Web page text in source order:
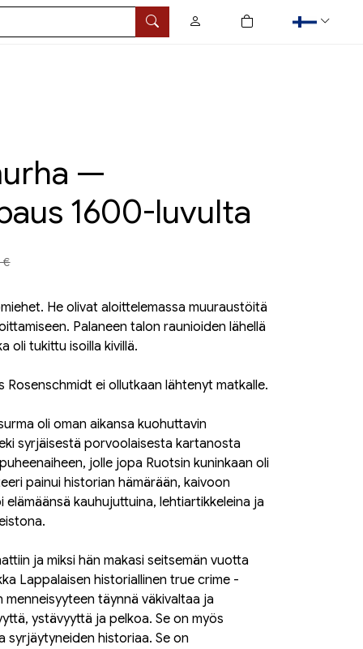
Hae
0
tuotetta ostoskorissa
—
1600-luvulta
€
He olivat aloittelemassa muuraustöitä
Palaneen talon raunioiden lähellä
oli tukittu isoilla kivillä.
Rosenschmidt ei ollutkaan lähtenyt matkalle.
oli oman aikansa kuohuttavin
syrjäisestä porvoolaisesta kartanosta
jolle jopa Ruotsin kuninkaan oli
painui historian hämärään, kaivoon
kauhujuttuina, lehtiartikkeleina ja
ja miksi hän makasi seitsemän vuotta
Lappalaisen historiallinen true crime -
täynnä väkivaltaa ja
ystävyyttä ja pelkoa. Se on myös
syrjäytyneiden historiaa. Se on